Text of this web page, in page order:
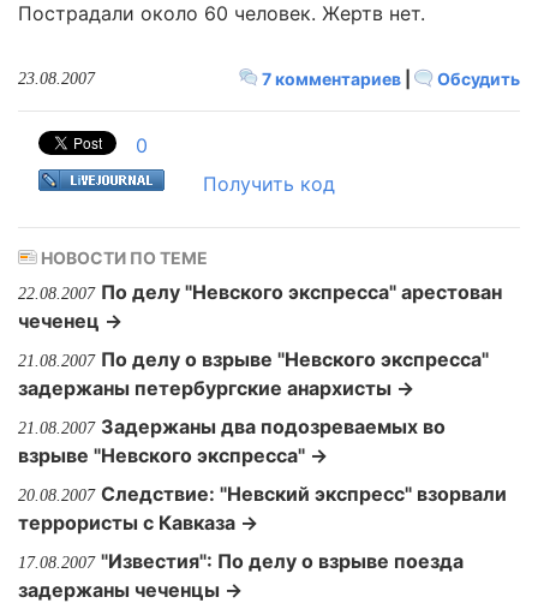
Пострадали около 60 человек. Жертв нет.
7 комментариев Обсудить
23.08.2007
0
Получить код
НОВОСТИ ПО ТЕМЕ
22.08.2007 По делу "Невского экспресса" арестован
чеченец →
21.08.2007 По делу о взрыве "Невского экспресса"
задержаны петербургские анархисты →
21.08.2007 Задержаны два подозреваемых во
взрыве "Невского экспресса" →
20.08.2007 Следствие: "Невский экспресс" взорвали
террористы с Кавказа →
17.08.2007 "Известия": По делу о взрыве поезда
задержаны чеченцы →